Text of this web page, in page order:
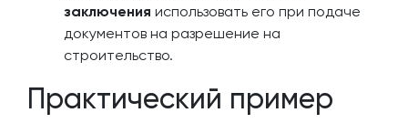
заключения использовать его при подаче
документов на разрешение на
строительство.
Практический пример